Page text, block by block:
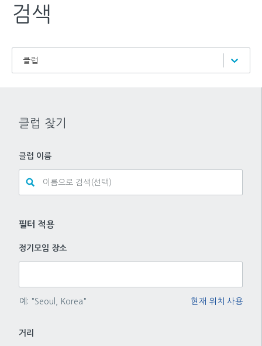
검색
클럽
클럽 찾기
클럽 이름
필터 적용
정기모임 장소
예: "Seoul, Korea" 현재 위치 사용
거리